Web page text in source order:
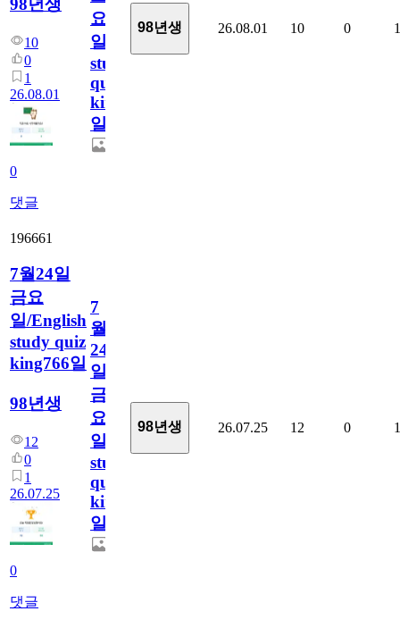
98년생
10
0
1
26.08.01
0
댓글
요
일/English
study
quiz
king767
일
98년생 26.08.01 10 0 1
196661
7월24일
금요
일/English
study quiz
king766일
98년생
12
0
1
26.07.25
0
댓글
7
월
24
일
금
요
일/English
study
quiz
king766
일
98년생 26.07.25 12 0 1